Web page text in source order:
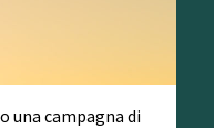
una campagna di